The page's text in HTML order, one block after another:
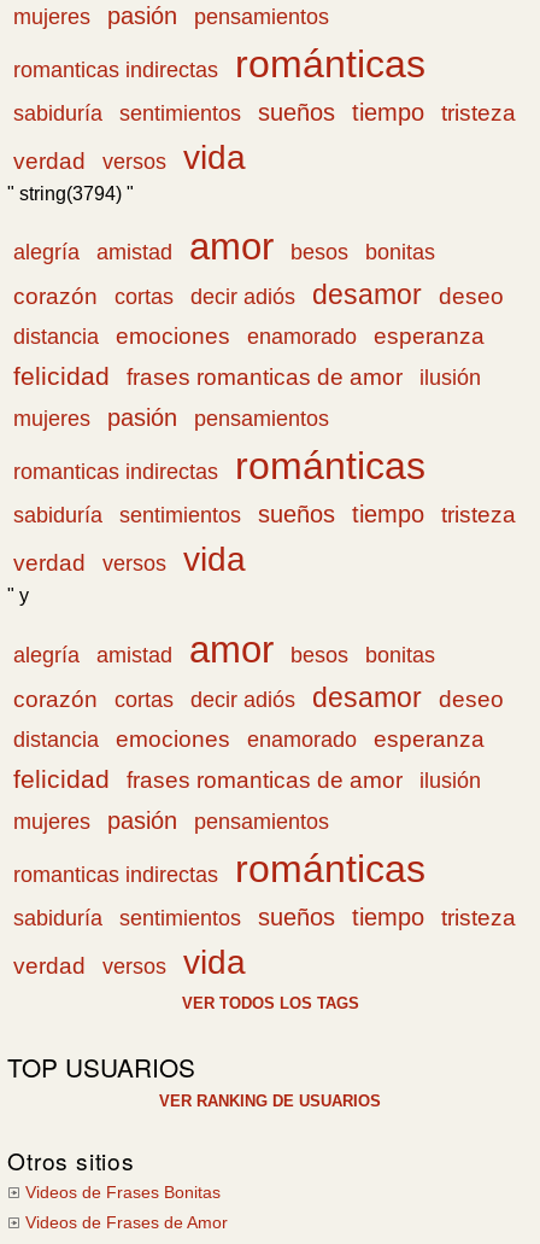
mujeres
pasión pensamientos
romanticas indirectas románticas
sabiduría sentimientos sueños tiempo
tristeza
verdad
versos vida
" string(3794) "
alegría amistad amor besos
bonitas
corazón
cortas decir adiós desamor deseo
distancia emociones enamorado esperanza
felicidad frases romanticas de amor
ilusión
mujeres
pasión pensamientos
romanticas indirectas románticas
sabiduría sentimientos sueños tiempo
tristeza
verdad
versos vida
" y
alegría amistad amor besos
bonitas
corazón
cortas decir adiós desamor deseo
distancia emociones enamorado esperanza
felicidad frases romanticas de amor
ilusión
mujeres
pasión pensamientos
romanticas indirectas románticas
sabiduría sentimientos sueños tiempo
tristeza
verdad
versos vida
VER TODOS LOS TAGS
TOP USUARIOS
VER RANKING DE USUARIOS
Otros sitios
Videos de Frases Bonitas
Videos de Frases de Amor